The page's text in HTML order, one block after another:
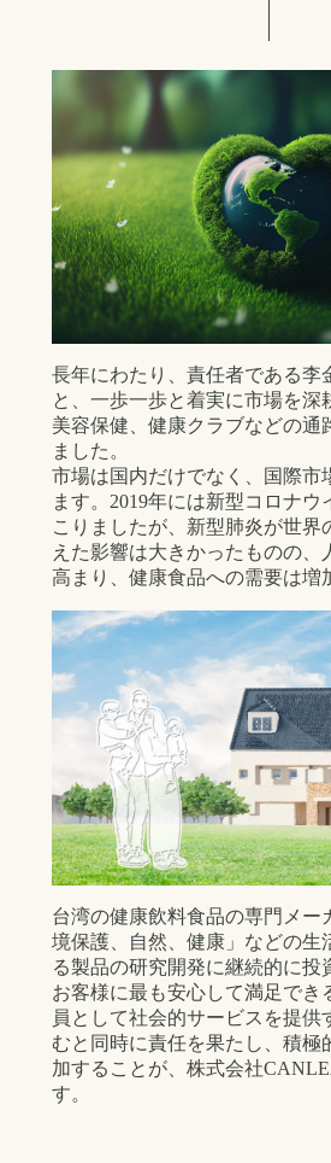
長年にわたり、責任者である李
と、一歩一歩と着実に市場を深
美容保健、健康クラブなどの通
ました。
市場は国内だけでなく、国際市
ます。2019年には新型コロナウ
こりましたが、新型肺炎が世界
えた影響は大きかったものの、
高まり、健康食品への需要は増
台湾の健康飲料食品の専門メー
境保護、自然、健康」などの生
る製品の研究開発に継続的に投
お客様に最も安心して満足でき
員として社会的サービスを提供
むと同時に責任を果たし、積極
加することが、株式会社
す。